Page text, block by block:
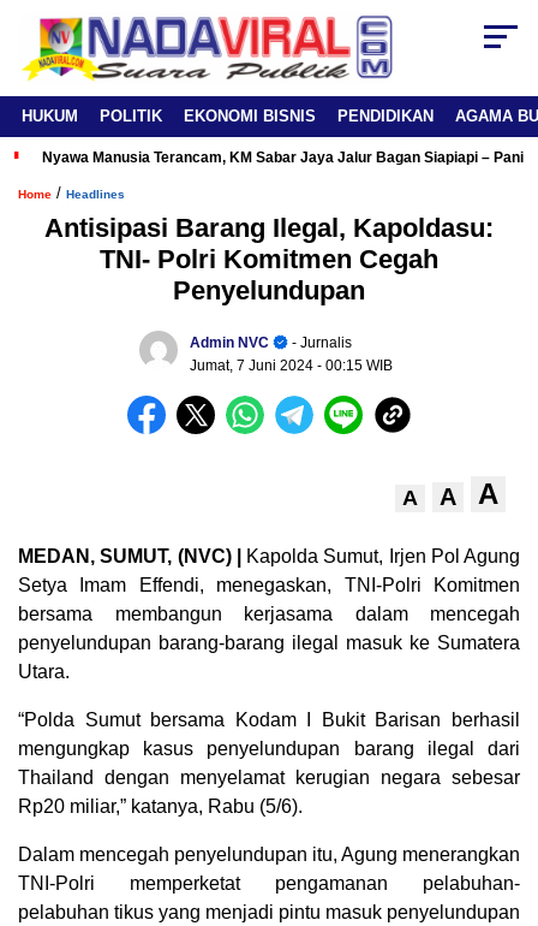
HUKUM POLITIK EKONOMI BISNIS PENDIDIKAN AGAMA
Nyawa Manusia Terancam, KM Sabar Jaya Jalur Bagan Siapiapi –
Home / Headlines
Antisipasi Barang Ilegal, Kapoldasu:
TNI- Polri Komitmen Cegah
Penyelundupan
Admin NVC
- Jurnalis
Jumat, 7 Juni 2024 - 00:15 WIB
A A A
MEDAN, SUMUT, (NVC) |
Kapolda Sumut, Irjen Pol Agung
Setya Imam Effendi, menegaskan, TNI-Polri Komitmen
bersama membangun kerjasama dalam mencegah
penyelundupan barang-barang ilegal masuk ke Sumatera
Utara.
“Polda Sumut bersama Kodam I Bukit Barisan berhasil
mengungkap kasus penyelundupan barang ilegal dari
Thailand dengan menyelamat kerugian negara sebesar
Rp20 miliar,” katanya, Rabu (5/6).
Dalam mencegah penyelundupan itu, Agung menerangkan
TNI-Polri memperketat pengamanan pelabuhan-
pelabuhan tikus yang menjadi pintu masuk penyelundupan